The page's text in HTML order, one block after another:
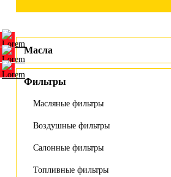
Масла
Фильтры
Масляные фильтры
Воздушные фильтры
Салонные фильтры
Топливные фильтры